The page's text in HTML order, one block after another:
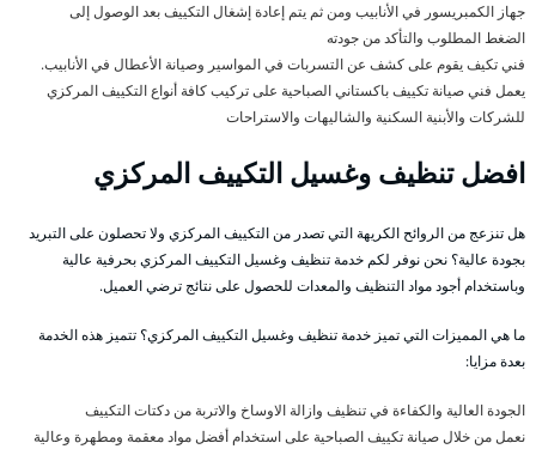
جهاز الكمبريسور في الأنابيب ومن ثم يتم إعادة إشغال التكييف بعد الوصول إلى
الضغط المطلوب والتأكد من جودته
فني تكيف يقوم على كشف عن التسربات في المواسير وصيانة الأعطال في الأنابيب.
يعمل فني صيانة تكييف باكستاني الصباحية على تركيب كافة أنواع التكييف المركزي
للشركات والأبنية السكنية والشاليهات والاستراحات
افضل تنظيف وغسيل التكييف المركزي
هل تنزعج من الروائح الكريهة التي تصدر من التكييف المركزي ولا تحصلون على التبريد
بجودة عالية؟ نحن نوفر لكم خدمة تنظيف وغسيل التكييف المركزي بحرفية عالية
وباستخدام أجود مواد التنظيف والمعدات للحصول على نتائج ترضي العميل.
ما هي المميزات التي تميز خدمة تنظيف وغسيل التكييف المركزي؟ تتميز هذه الخدمة
بعدة مزايا:
الجودة العالية والكفاءة في تنظيف وازالة الاوساخ والاتربة من دكتات التكييف
نعمل من خلال صيانة تكييف الصباحية على استخدام أفضل مواد معقمة ومطهرة وعالية